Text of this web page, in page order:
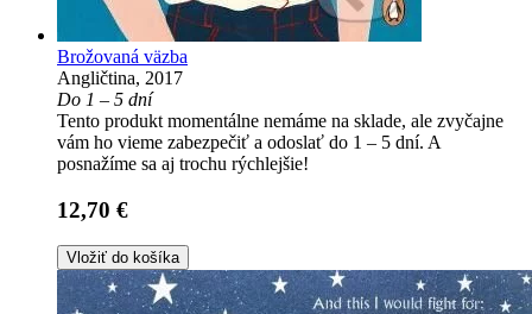
Brožovaná väzba
Angličtina, 2017
Do 1 – 5 dní
Tento produkt momentálne nemáme na sklade, ale zvyčajne
vám ho vieme zabezpečiť a odoslať do 1 – 5 dní. A
posnažíme sa aj trochu rýchlejšie!
12,70 €
Vložiť do košíka